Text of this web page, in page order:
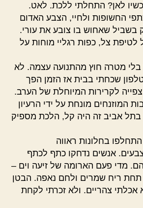
לאן? התחלתי ללכת. לאט.
החשופות ולחיי, הצבע האדום
שאחוש בו צובע את עורי.
לטיפת צל, כפות רגליי מוחות על
בלי מטרה חוץ מהתנועה עצמה. לא
שכחתי בבית אז הזמן הפך
לקרירות המיוחלת של הערב.
המוזנחים מונחת על ידי הרעיון
אביב זה היה קל, הלכת מספיק
בחלונות ראווה
אנשים נדחקו כתף לכתף
מדי פעם הארומה של זיעה וים –
תחת ריח שמרים ולחם נאפה. הבטן
אכלתי צהריים. ולא זכרתי לקחת